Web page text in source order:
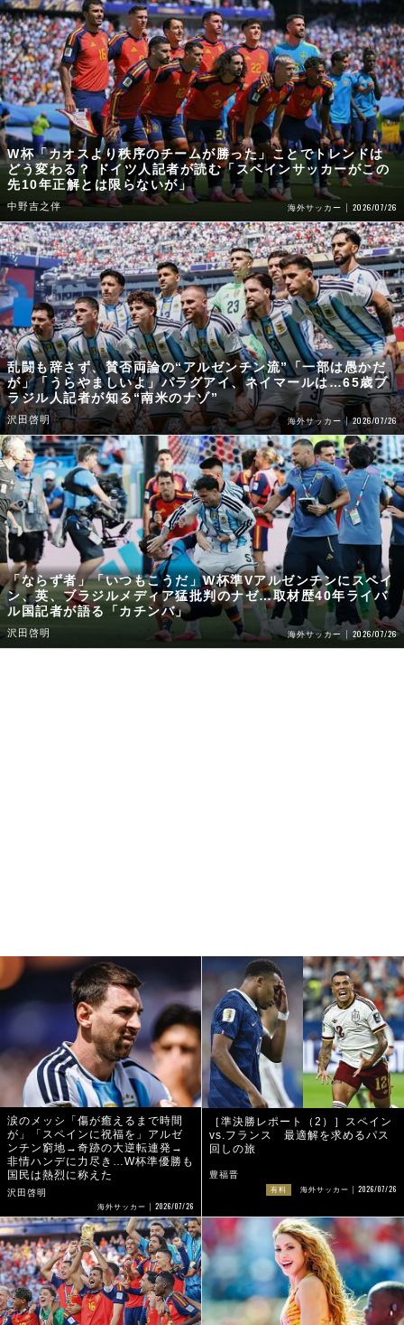
W杯「カオスより秩序のチームが勝った」ことでトレンドは
どう変わる？ ドイツ人記者が読む「スペインサッカーがこの
先10年正解とは限らないが」
中野吉之伴 海外サッカー 2026/07/26
乱闘も辞さず、賛否両論の“アルゼンチン流”「一部は愚かだ
が」「うらやましいよ」パラグアイ、ネイマールは…65歳ブ
ラジル人記者が知る“南米のナゾ”
沢田啓明 海外サッカー 2026/07/26
「ならず者」「いつもこうだ」W杯準Vアルゼンチンにスペイ
ン、英、ブラジルメディア猛批判のナゼ…取材歴40年ライバ
ル国記者が語る「カチンバ」
沢田啓明 海外サッカー 2026/07/26
涙のメッシ「傷が癒えるまで時間
が」「スペインに祝福を」アルゼ
ンチン窮地→奇跡の大逆転連発→
非情ハンデに力尽き…W杯準優勝も
国民は熱烈に称えた
沢田啓明
海外サッカー 2026/07/26
［準決勝レポート（2）］スペイン
vs.フランス 最適解を求めるパス
回しの旅
豊福晋
有料 海外サッカー 2026/07/26